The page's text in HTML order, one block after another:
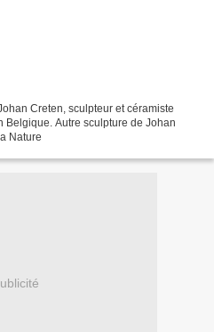
Creten, sculpteur et céramiste
Belgique. Autre sculpture de Johan
Nature